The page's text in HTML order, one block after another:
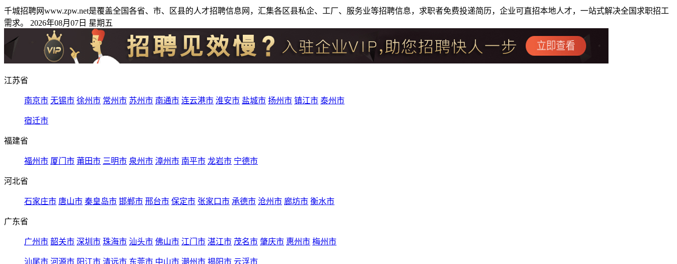
千城招聘网www.zpw.net是覆盖全国各省、市、区县的人才招聘信息网，汇集各区县私企、工厂、服务业等招聘信息，求职者免费投递简历，企业可直招本地人才，一站式解决全国求职招工
需求。 2026年08月07日 星期五
江苏省
南京市 无锡市 徐州市 常州市 苏州市 南通市 连云港市 淮安市 盐城市 扬州市 镇江市 泰州市
宿迁市
福建省
福州市 厦门市 莆田市 三明市 泉州市 漳州市 南平市 龙岩市 宁德市
河北省
石家庄市 唐山市 秦皇岛市 邯郸市 邢台市 保定市 张家口市 承德市 沧州市 廊坊市 衡水市
广东省
广州市 韶关市 深圳市 珠海市 汕头市 佛山市 江门市 湛江市 茂名市 肇庆市 惠州市 梅州市
汕尾市 河源市 阳江市 清远市 东莞市 中山市 潮州市 揭阳市 云浮市